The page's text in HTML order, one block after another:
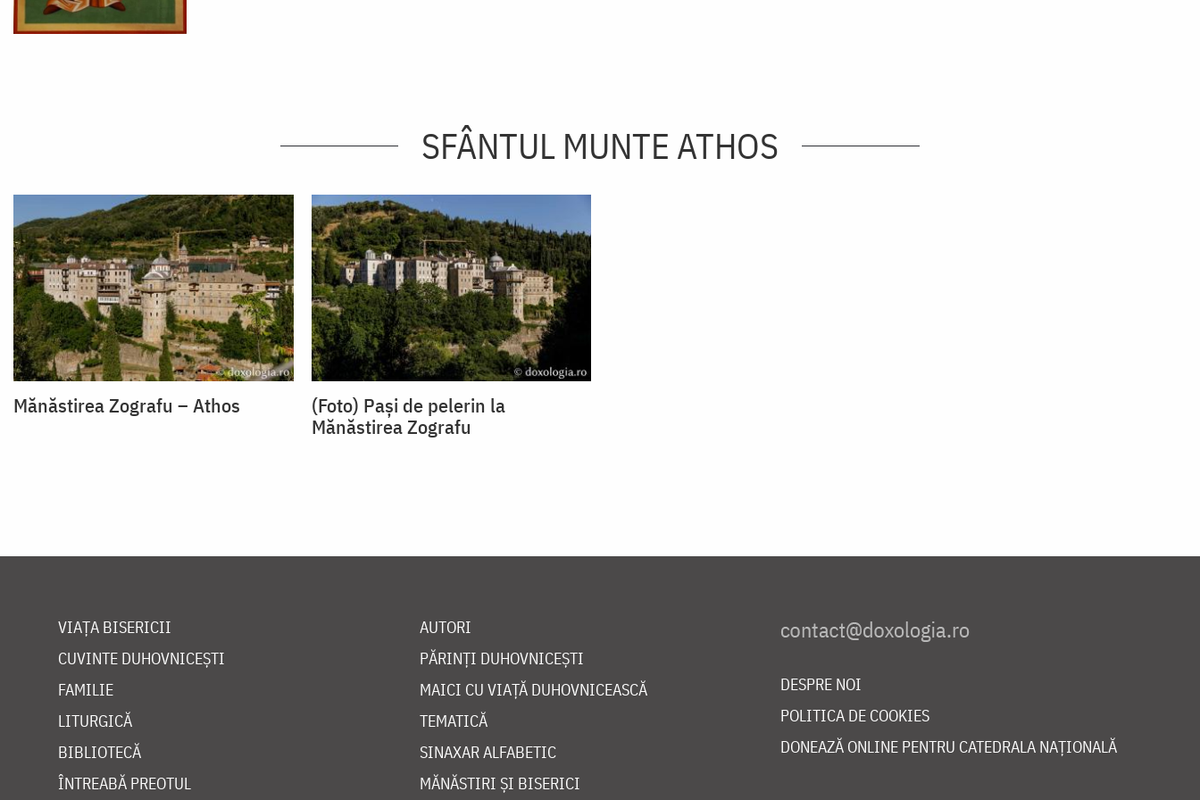
SFÂNTUL MUNTE ATHOS
Mănăstirea Zografu – Athos
(Foto) Pași de pelerin la
Mănăstirea Zografu
VIAȚA BISERICII
CUVINTE DUHOVNICEȘTI
FAMILIE
LITURGICĂ
BIBLIOTECĂ
ÎNTREABĂ PREOTUL
AUTORI
PĂRINȚI DUHOVNICEȘTI
MAICI CU VIAȚĂ DUHOVNICEASCĂ
TEMATICĂ
SINAXAR ALFABETIC
MĂNĂSTIRI ȘI BISERICI
DESPRE NOI
POLITICA DE COOKIES
DONEAZĂ ONLINE PENTRU CATEDRALA NAȚIONALĂ